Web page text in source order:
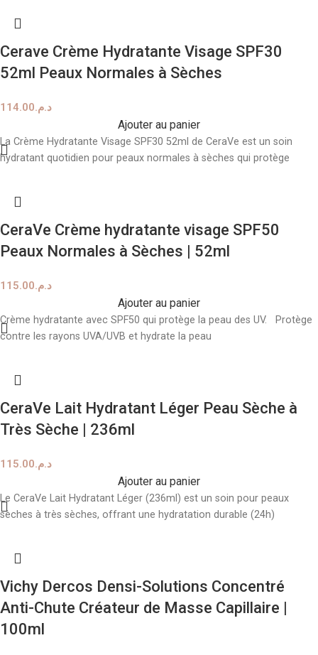
Cerave Crème Hydratante Visage SPF30
52ml Peaux Normales à Sèches
د.م.114.00
Ajouter au panier
La Crème Hydratante Visage SPF30 52ml de CeraVe est un soin
hydratant quotidien pour peaux normales à sèches qui protège
CeraVe Crème hydratante visage SPF50
Peaux Normales à Sèches | 52ml
د.م.115.00
Ajouter au panier
Crème hydratante avec SPF50 qui protège la peau des UV. Protège
contre les rayons UVA/UVB et hydrate la peau
CeraVe Lait Hydratant Léger Peau Sèche à
Très Sèche | 236ml
د.م.115.00
Ajouter au panier
Le CeraVe Lait Hydratant Léger (236ml) est un soin pour peaux
sèches à très sèches, offrant une hydratation durable (24h)
Vichy Dercos Densi-Solutions Concentré
Anti-Chute Créateur de Masse Capillaire |
100ml